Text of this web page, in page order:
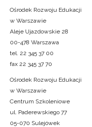
Ośrodek Rozwoju Edukacji
w Warszawie
Aleje Ujazdowskie 28
00-478 Warszawa
tel. 22 345 37 00
fax 22 345 37 70
Ośrodek Rozwoju Edukacji
w Warszawie
Centrum Szkoleniowe
ul. Paderewskiego 77
05-070 Sulejówek